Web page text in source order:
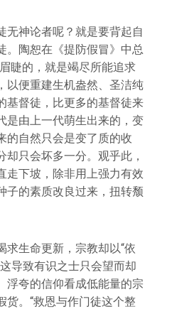
无神论者呢？就是要背起自
。陶恕在《提防假冒》中总
睫的，就是竭尽所能追求
以便重建生机盎然、圣洁纯
基督徒，比更多的基督徒来
是由上一代萌生出来的，变
的自然只会是变了质的收
却只会坏多一分。观乎此，
走下坡，除非用上强力有效
子的素质改良过来，扭转颓
求生命更新，宗教却以“依
导致有识之士只会望而却
浮夸的信仰看成低能量的宗
货。“救恩与作门徒这个整